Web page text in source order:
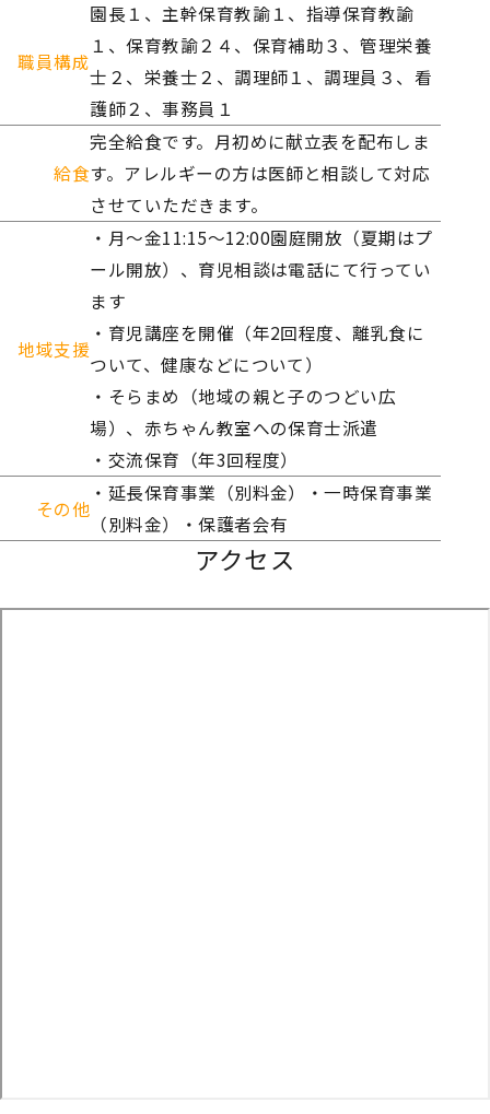
職員構成
園長１、主幹保育教諭１、指導保育教諭
１、保育教諭２４、保育補助３、管理栄養
士２、栄養士２、調理師１、調理員３、看
護師２、事務員１
給食
完全給食です。月初めに献立表を配布しま
す。アレルギーの方は医師と相談して対応
させていただきます。
地域支援
・月～金11:15～12:00園庭開放（夏期はプ
ール開放）、育児相談は電話にて行ってい
ます
・育児講座を開催（年2回程度、離乳食に
ついて、健康などについて）
・そらまめ（地域の親と子のつどい広
場）、赤ちゃん教室への保育士派遣
・交流保育（年3回程度）
その他
・延長保育事業（別料金）・一時保育事業
（別料金）・保護者会有
アクセス